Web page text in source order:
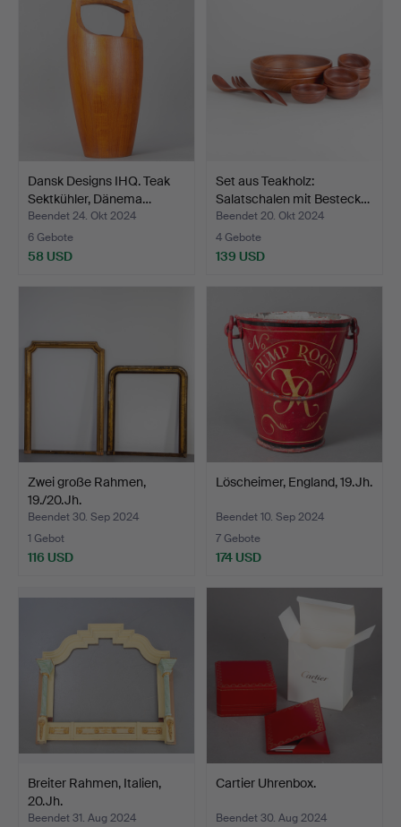
Dansk Designs IHQ. Teak
Sektkühler, Dänema…
Beendet 24. Okt 2024
6 Gebote
58 USD
Set aus Teakholz:
Salatschalen mit Besteck…
Beendet 20. Okt 2024
4 Gebote
139 USD
Zwei große Rahmen,
19./20.Jh.
Beendet 30. Sep 2024
1 Gebot
116 USD
Löscheimer, England, 19.Jh.
Beendet 10. Sep 2024
7 Gebote
174 USD
Breiter Rahmen, Italien,
20.Jh.
Beendet 31. Aug 2024
Cartier Uhrenbox.
Beendet 30. Aug 2024